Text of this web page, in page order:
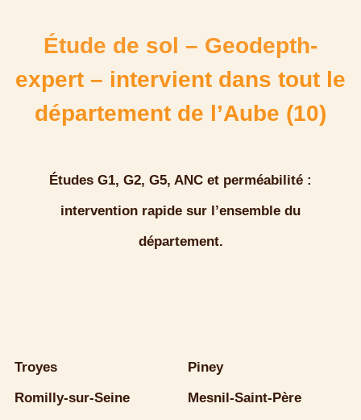
Étude de sol – Geodepth-
expert – intervient dans tout le
département de l’Aube (10)
Études G1, G2, G5, ANC et perméabilité :
intervention rapide sur l’ensemble du
département.
Troyes
Romilly-sur-Seine
Piney
Mesnil-Saint-Père